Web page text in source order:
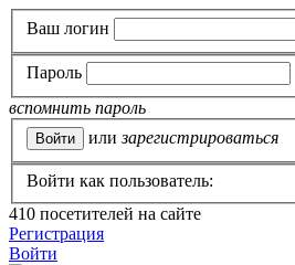
Ваш логин
Пароль
вспомнить пароль
или зарегистрироваться
Войти как пользователь:
410 посетителей на сайте
Регистрация
Войти